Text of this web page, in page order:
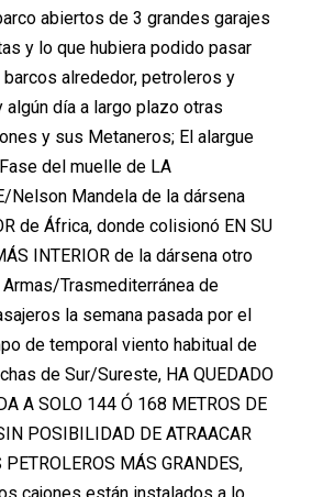
abiertos de 3 grandes garajes
y lo que hubiera podido pasar
barcos alrededor, petroleros y
algún día a largo plazo otras
y sus Metaneros; El alargue
del muelle de LA
Nelson Mandela de la dársena
de África, donde colisionó EN SU
INTERIOR de la dársena otro
Armas/Trasmediterránea de
la semana pasada por el
de temporal viento habitual de
de Sur/Sureste, HA QUEDADO
A SOLO 144 Ó 168 METROS DE
POSIBILIDAD DE ATRAACAR
PETROLEROS MÁS GRANDES,
cajones están instalados a lo